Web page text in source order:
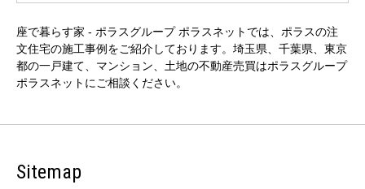
座で暮らす家 - ポラスグループ ポラスネットでは、ポラスの注
文住宅の施工事例をご紹介しております。埼玉県、千葉県、東京
都の一戸建て、マンション、土地の不動産売買はポラスグループ
ポラスネットにご相談ください。
Sitemap